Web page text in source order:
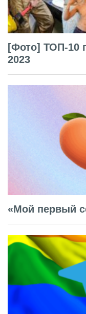
[Фото] ТОП-10
2023
«Мой первый